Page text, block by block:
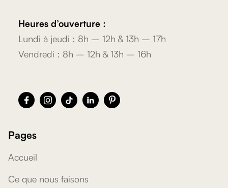
Heures d’ouverture :
Lundi à jeudi : 8h – 12h & 13h – 17h
Vendredi : 8h – 12h & 13h – 16h
    
Pages
Accueil
Ce que nous faisons